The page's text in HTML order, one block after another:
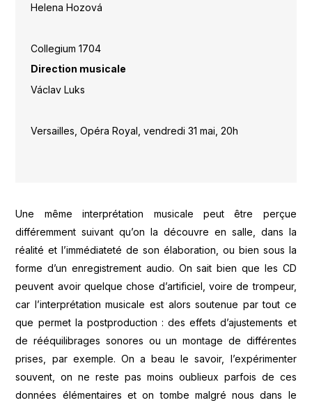
Helena Hozová
Collegium 1704
Direction musicale
Václav Luks
Versailles, Opéra Royal, vendredi 31 mai, 20h
Une même interprétation musicale peut être perçue
différemment suivant qu’on la découvre en salle, dans la
réalité et l’immédiateté de son élaboration, ou bien sous la
forme d’un enregistrement audio. On sait bien que les CD
peuvent avoir quelque chose d’artificiel, voire de trompeur,
car l’interprétation musicale est alors soutenue par tout ce
que permet la postproduction : des effets d’ajustements et
de rééquilibrages sonores ou un montage de différentes
prises, par exemple. On a beau le savoir, l’expérimenter
souvent, on ne reste pas moins oublieux parfois de ces
données élémentaires et on tombe malgré nous dans le